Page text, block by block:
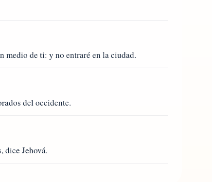
medio de ti: y no entraré en la ciudad.
del occidente.
dice Jehová.